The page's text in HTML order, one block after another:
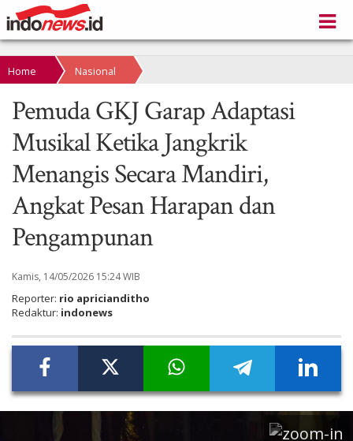
Home Nasional
Pemuda GKJ Garap Adaptasi
Musikal Ketika Jangkrik
Menangis Secara Mandiri,
Angkat Pesan Harapan dan
Pengampunan
Kamis, 14/05/2026 15:24 WIB
Reporter: rio apricianditho
Redaktur: indonews